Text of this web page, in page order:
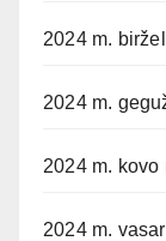
2024 m.
2024 m.
2024 m. kovo
2024 m.